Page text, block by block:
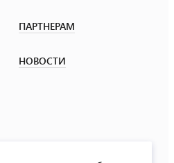
ПАРТНЕРАМ
НОВОСТИ